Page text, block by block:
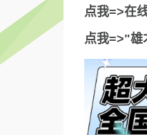
点我=>在
点我=>"雄